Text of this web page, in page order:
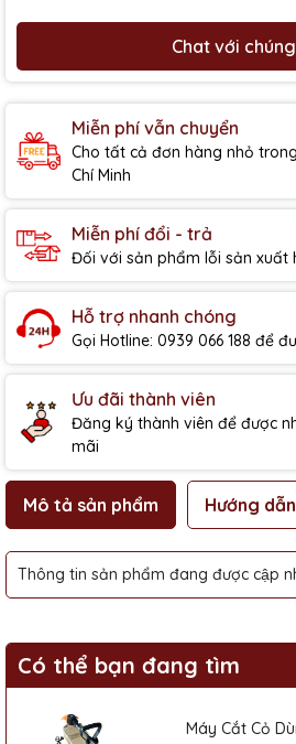
Chat với
Miễn phí vẫn chuyển
Cho tất cả đơn hàng nhỏ
Chí Minh
Miễn phí đổi - trả
Đối với sản phẩm lỗi sản xuất
Hỗ trợ nhanh chóng
Gọi Hotline: 0939 066 188 để
Ưu đãi thành viên
Đăng ký thành viên để được
mãi
Mô tả sản phẩm Hướng
Thông tin sản phẩm đang được cập
Có thể bạn đang tìm
Máy Cắt Cỏ